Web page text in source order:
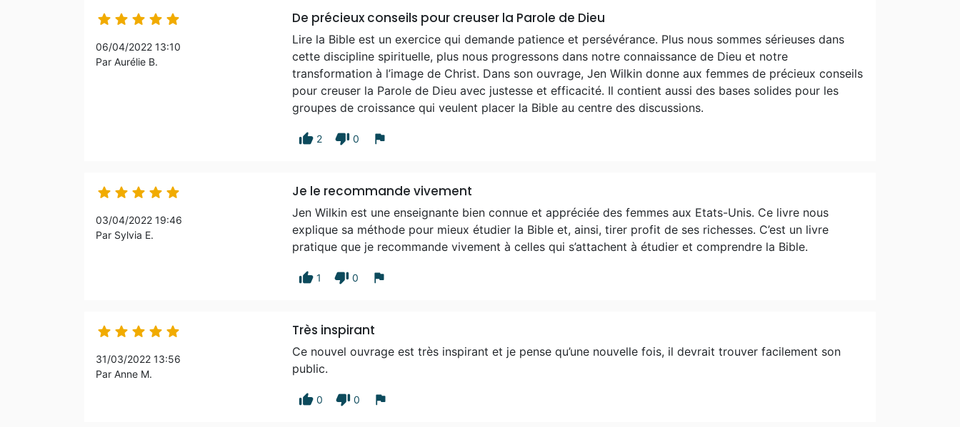
    
06/04/2022 13:10
Par Aurélie B.
De précieux conseils pour creuser la Parole de Dieu
Lire la Bible est un exercice qui demande patience et persévérance. Plus nous som­mes sérieuses dans
cette discipline spirituelle, plus nous progressons dans notre connaissance de Dieu et notre
transformation à l’image de Christ. Dans son ouvrage, Jen Wilkin donne aux femmes de précieux conseils
pour creuser la Parole de Dieu avec justesse et efficacité. Il contient aussi des bases solides pour les
groupes de croissance qui veulent placer la Bible au centre des discussions.
thumb_up 2 thumb_down 0 flag
    
03/04/2022 19:46
Par Sylvia E.
Je le recommande vivement
Jen Wilkin est une enseignante bien connue et appréciée des femmes aux Etats-Unis. Ce livre nous
explique sa méthode pour mieux étudier la Bible et, ainsi, tirer profit de ses richesses. C’est un livre
pratique que je recommande vivement à celles qui s’attachent à étudier et comprendre la Bible.
thumb_up 1 thumb_down 0 flag
    
31/03/2022 13:56
Par Anne M.
Très inspirant
Ce nouvel ouvrage est très inspirant et je pense qu’une nouvelle fois, il devrait trouver facilement son
public.
thumb_up 0 thumb_down 0 flag